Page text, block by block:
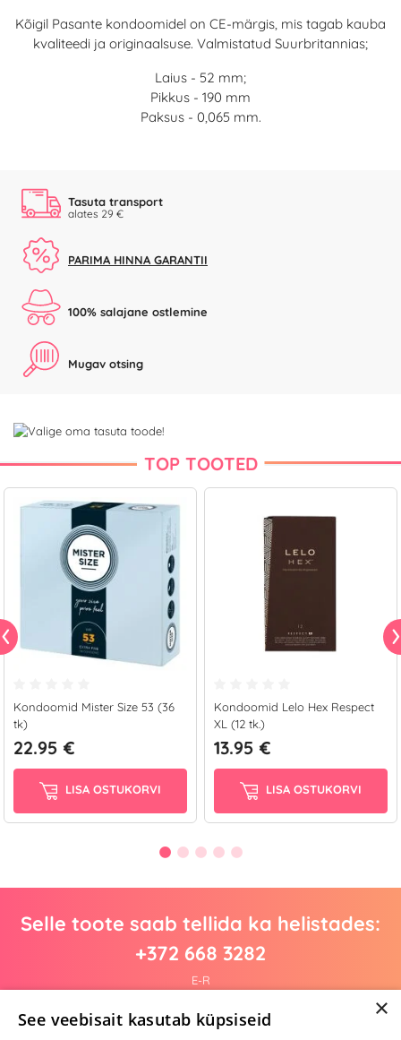
Kõigil Pasante kondoomidel on CE-märgis, mis tagab kauba
kvaliteedi ja originaalsuse. Valmistatud Suurbritannias;
Laius - 52 mm;
Pikkus - 190 mm
Paksus - 0,065 mm.
Tasuta transport
alates 29 €
PARIMA HINNA GARANTII
100% salajane ostlemine
Mugav otsing
TOP TOOTED
Kondoomid Mister Size 53 (36
tk)
22.95 €
LISA OSTUKORVI
Kondoomid Lelo Hex Respect
XL (12 tk.)
13.95 €
LISA OSTUKORVI
Selle toote saab tellida ka helistades:
+372 668 3282
E-R
×
See veebisait kasutab küpsiseid